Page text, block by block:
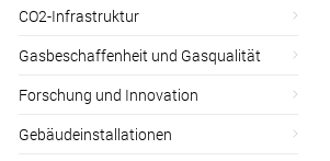
CO2-Infrastruktur
Gasbeschaffenheit und Gasqualität
Forschung und Innovation
Gebäudeinstallationen